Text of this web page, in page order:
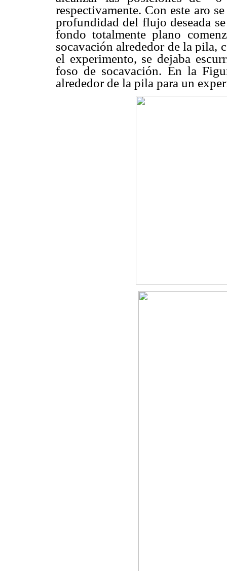
respectivamente. Con este aro
profundidad del flujo deseada
fondo totalmente plano
socavación alrededor de la pila,
el experimento, se dejaba
foso de socavación. En la
alrededor de la pila para un